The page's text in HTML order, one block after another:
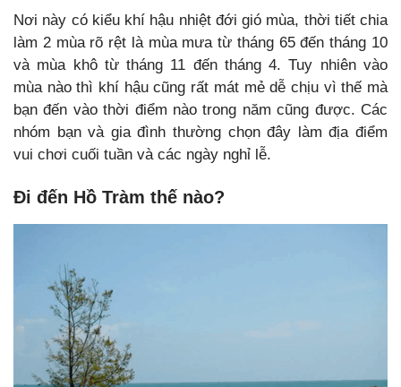
Nơi này có kiểu khí hậu nhiệt đới gió mùa, thời tiết chia
làm 2 mùa rõ rệt là mùa mưa từ tháng 65 đến tháng 10
và mùa khô từ tháng 11 đến tháng 4. Tuy nhiên vào
mùa nào thì khí hậu cũng rất mát mẻ dễ chịu vì thế mà
bạn đến vào thời điểm nào trong năm cũng được. Các
nhóm bạn và gia đình thường chọn đây làm địa điểm
vui chơi cuối tuần và các ngày nghỉ lễ.
Đi đến Hồ Tràm thế nào?